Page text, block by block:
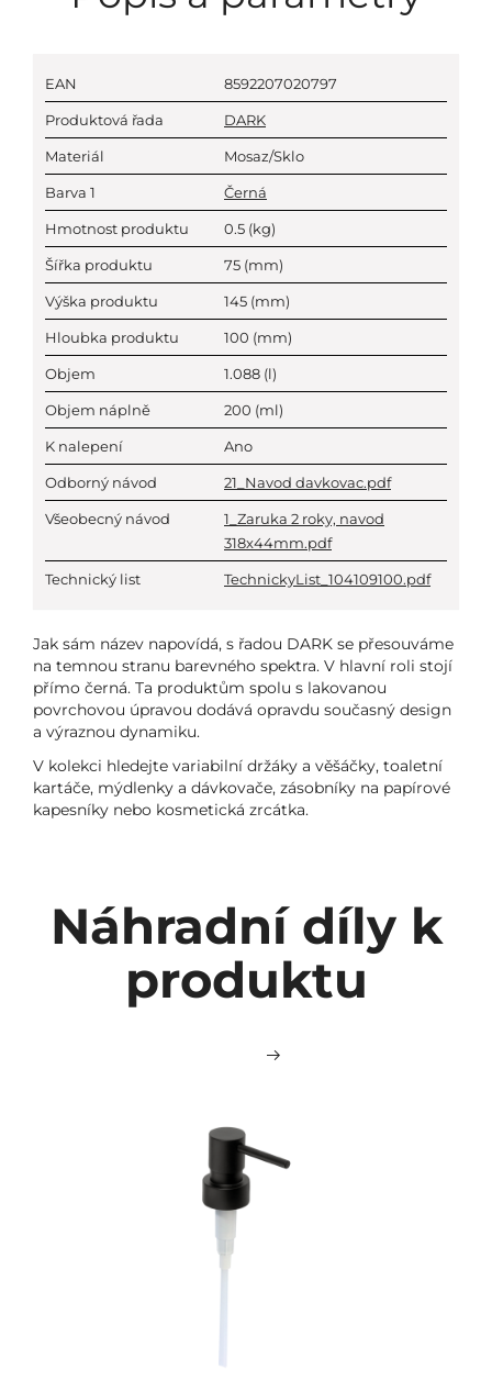
EAN 8592207020797
Produktová řada DARK
Materiál Mosaz/Sklo
Barva 1 Černá
Hmotnost produktu 0.5 (kg)
Šířka produktu 75 (mm)
Výška produktu 145 (mm)
Hloubka produktu 100 (mm)
Objem 1.088 (l)
Objem náplně 200 (ml)
K nalepení Ano
Odborný návod 21_Navod davkovac.pdf
Všeobecný návod
1_Zaruka 2 roky, navod
318x44mm.pdf
Technický list TechnickyList_104109100.pdf
Jak sám název napovídá, s řadou DARK se přesouváme
na temnou stranu barevného spektra. V hlavní roli stojí
přímo černá. Ta produktům spolu s lakovanou
povrchovou úpravou dodává opravdu současný design
a výraznou dynamiku.
V kolekci hledejte variabilní držáky a věšáčky, toaletní
kartáče, mýdlenky a dávkovače, zásobníky na papírové
kapesníky nebo kosmetická zrcátka.
Náhradní díly k
produktu